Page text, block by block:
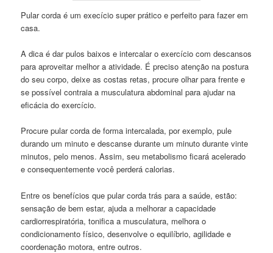
Pular corda é um execício super prático e perfeito para fazer em
casa.
A dica é dar pulos baixos e intercalar o exercício com descansos
para aproveitar melhor a atividade. É preciso atenção na postura
do seu corpo, deixe as costas retas, procure olhar para frente e
se possível contraia a musculatura abdominal para ajudar na
eficácia do exercício.
Procure pular corda de forma intercalada, por exemplo, pule
durando um minuto e descanse durante um minuto durante vinte
minutos, pelo menos. Assim, seu metabolismo ficará acelerado
e consequentemente você perderá calorias.
Entre os benefícios que pular corda trás para a saúde, estão:
sensação de bem estar, ajuda a melhorar a capacidade
cardiorrespiratória, tonifica a musculatura, melhora o
condicionamento físico, desenvolve o equilíbrio, agilidade e
coordenação motora, entre outros.